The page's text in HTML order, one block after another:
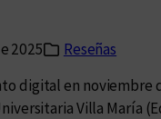
2025
Reseñas
digital en noviembre
Villa María